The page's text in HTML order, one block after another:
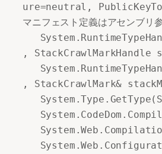
ure=neutral,
マニフェスト定義はアセンブ
,
, StackCrawlMark&